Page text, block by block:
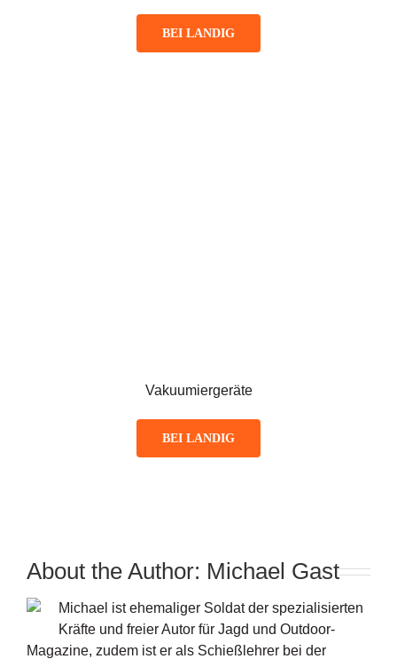
BEI LANDIG
Vakuumiergeräte
BEI LANDIG
About the Author: Michael Gast
Michael ist ehemaliger Soldat der spezialisierten
Kräfte und freier Autor für Jagd und Outdoor-
Magazine, zudem ist er als Schießlehrer bei der